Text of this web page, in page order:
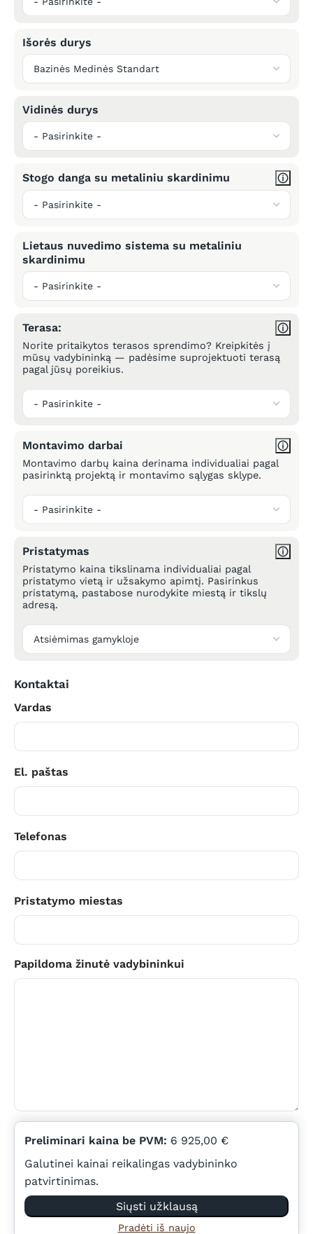
Išorės durys
Vidinės durys
Stogo danga su metaliniu skardinimu
Lietaus nuvedimo sistema su metaliniu
skardinimu
Terasa:
Norite pritaikytos terasos sprendimo? Kreipkitės į
mūsų vadybininką — padėsime suprojektuoti terasą
pagal jūsų poreikius.
Montavimo darbai
Montavimo darbų kaina derinama individualiai pagal
pasirinktą projektą ir montavimo sąlygas sklype.
Pristatymas
Pristatymo kaina tikslinama individualiai pagal
pristatymo vietą ir užsakymo apimtį. Pasirinkus
pristatymą, pastabose nurodykite miestą ir tikslų
adresą.
Kontaktai
Vardas
El. paštas
Telefonas
Pristatymo miestas
Papildoma žinutė vadybininkui
Preliminari kaina be PVM: 6 925,00 €
Galutinei kainai reikalingas vadybininko
patvirtinimas.
Siųsti užklausą
Pradėti iš naujo